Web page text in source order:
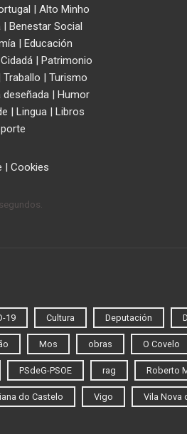
| Alto Minho
| Benestar Social
| Educación
| Patrimonio
Traballo | Turismo
deseñada | Humor
| Lingua| Libros
| Cookies
19 Cultura Deputación
Mos obras O Covelo
PSdeG-PSOE rag Roberto
do Castelo Vigo Vila Nova